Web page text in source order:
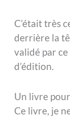
C’était très
derrière la
validé par ce
d’édition.
Un livre
Ce livre, je